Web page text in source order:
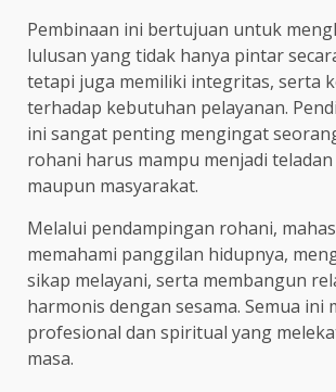
Pembinaan ini bertujuan untuk
lulusan yang tidak hanya pintar
tetapi juga memiliki integritas, serta
terhadap kebutuhan pelayanan.
ini sangat penting mengingat
rohani harus mampu menjadi
maupun masyarakat.
Melalui pendampingan rohani,
memahami panggilan hidupnya,
sikap melayani, serta membangun
harmonis dengan sesama. Semua ini
profesional dan spiritual yang
masa.